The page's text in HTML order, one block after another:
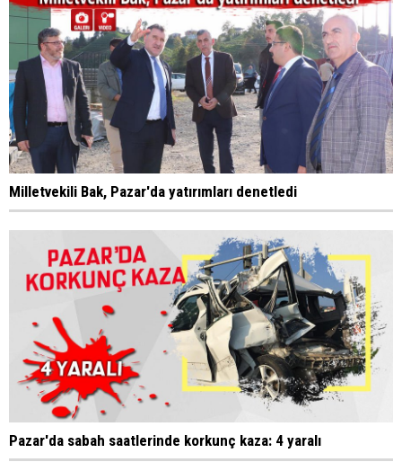
Milletvekili Bak, Pazar'da yatırımları denetledi
Pazar'da sabah saatlerinde korkunç kaza: 4 yaralı